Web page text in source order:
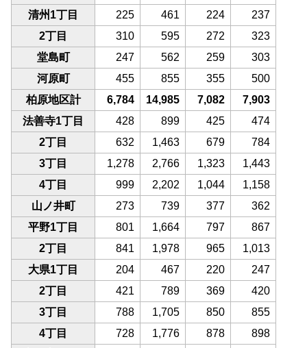
清州1丁目
225 461 224
237
2丁目
310 595 272
323
堂島町
247 562 259
303
河原町
455 855 355
500
柏原地区計
6,784 14,985 7,082
7,903
法善寺1丁目
428 899 425
474
2丁目
632 1,463 679
784
3丁目
1,278 2,766 1,323
1,443
4丁目
999 2,202 1,044
1,158
山ノ井町
273 739 377
362
平野1丁目
801 1,664 797
867
2丁目
841 1,978 965
1,013
大県1丁目
204 467 220
247
2丁目
421 789 369
420
3丁目
788 1,705 850
855
4丁目
728 1,776 878
898